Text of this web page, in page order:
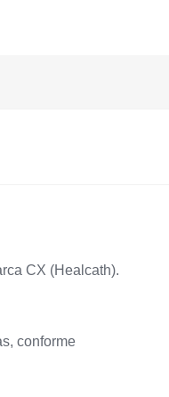
CX (Healcath).
conforme